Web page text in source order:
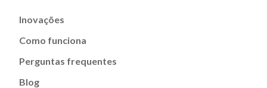
Inovações
Como funciona
Perguntas frequentes
Blog